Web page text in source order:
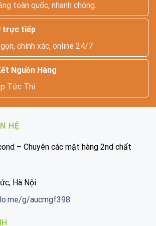
toàn quốc, nhanh chóng.
trực tiếp
gọn, chính xác, online 24/7
Nguồn Hàng
Tức Thì
HỆ
– Chuyên các mặt hàng 2nd chất
Hà Nội
g/aucmgf398